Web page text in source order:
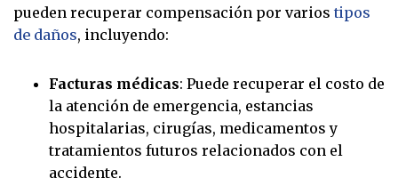
pueden recuperar compensación por varios tipos
de daños, incluyendo:
Facturas médicas: Puede recuperar el costo de
la atención de emergencia, estancias
hospitalarias, cirugías, medicamentos y
tratamientos futuros relacionados con el
accidente.